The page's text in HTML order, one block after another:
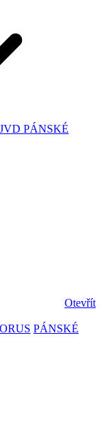
JVD PÁNSKÉ
Otevřít
PÁNSKÉ